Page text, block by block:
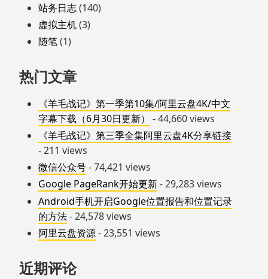
站务日志(140)
虚拟主机(3)
随笔(1)
热门文章
《羊毛战记》第一季第10集/阿里云盘4K/中文
字幕下载（6月30日更新）
- 44,660 views
《羊毛战记》第三季全集阿里云盘4K分享链接
- 211 views
微信公众号- 74,421 views
Google PageRank开始更新- 29,283 views
Android手机开启Google位置报告和位置记录
的方法- 24,578 views
阿里云盘资源- 23,551 views
近期评论